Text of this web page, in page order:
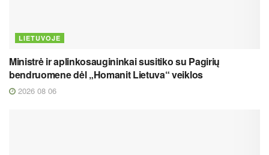
LIETUVOJE
Ministrė ir aplinkosaugininkai susitiko su Pagirių
bendruomene dėl „Homanit Lietuva“ veiklos
2026 08 06